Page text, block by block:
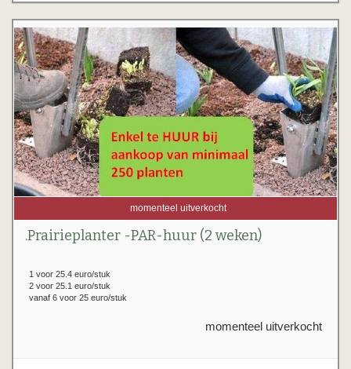
momenteel uitverkocht
.Prairieplanter -PAR-huur (2 weken)
1 voor 25.4 euro/stuk
2 voor 25.1 euro/stuk
vanaf 6 voor 25 euro/stuk
momenteel uitverkocht